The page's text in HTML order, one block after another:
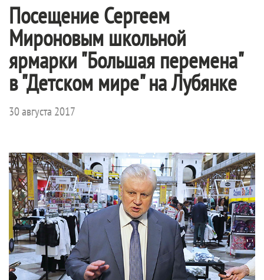
Посещение Сергеем
Мироновым школьной
ярмарки "Большая перемена"
в "Детском мире" на Лубянке
30 августа 2017